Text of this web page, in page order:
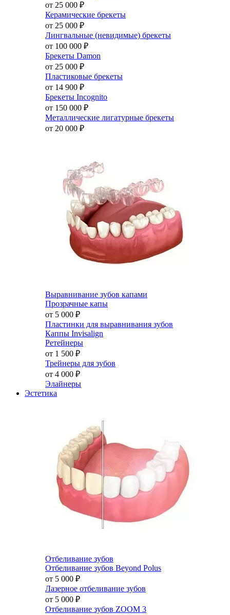
от 25 000 ₽
Керамические брекеты
от 25 000 ₽
Лингвальные (невидимые) брекеты
от 100 000 ₽
Брекеты Damon
от 25 000 ₽
Пластиковые брекеты
от 14 900 ₽
Брекеты Incognito
от 150 000 ₽
Металлические лигатурные брекеты
от 20 000 ₽
Выравнивание зубов капами
Прозрачные капы
от 5 000 ₽
Пластинки для выравнивания зубов
Каппы Invisalign
Ретейнеры
от 1 500 ₽
Трейнеры для зубов
от 4 000 ₽
Элайнеры
Эстетика
Отбеливание зубов
Отбеливание зубов Beyond Polus
от 5 000 ₽
Лазерное отбеливание зубов
от 5 000 ₽
Отбеливание зубов ZOOM 3